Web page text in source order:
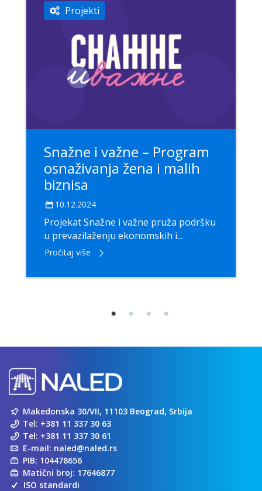
Projekti
Snažne i važne – Program
osnaživanja žena i malih
biznisa
10.12.2024
Projekat Snažne i važne pruža podršku
u prevazilaženju ekonomskih i...
Pročitaj više
Makedonska 30/VII, 11103 Beograd, Srbija
Tel: +381 11 337 30 63
Tel: +381 11 337 30 61
E-mail: naled@naled.rs
PIB: 104478656
Matični broj: 17646877
ISO standardi